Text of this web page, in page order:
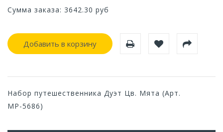
Сумма заказа: 3642.30 руб
Добавить в корзину
Набор путешественника Дуэт Цв. Мята (Арт.
МР-5686)